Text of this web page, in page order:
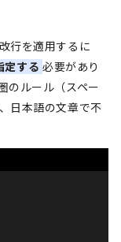
行を適用するに
定する 必要があり
のルール（スペー
日本語の文章で不